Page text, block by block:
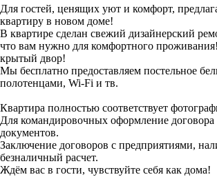
Для гостей, ценящих уют и комфорт,
квартиру в новом доме!
В квартире сделан свежий дизайнерский
что вам нужно для комфортного
крытый двор!
Мы бесплатно предоставляем постельное
полотенцами, Wi-Fi и тв.
Квартира полностью соответствует
Для командировочных оформление
документов.
Заключение договоров с предприятиями,
безналичный расчет.
Ждём вас в гости, чувствуйте себя как дома!